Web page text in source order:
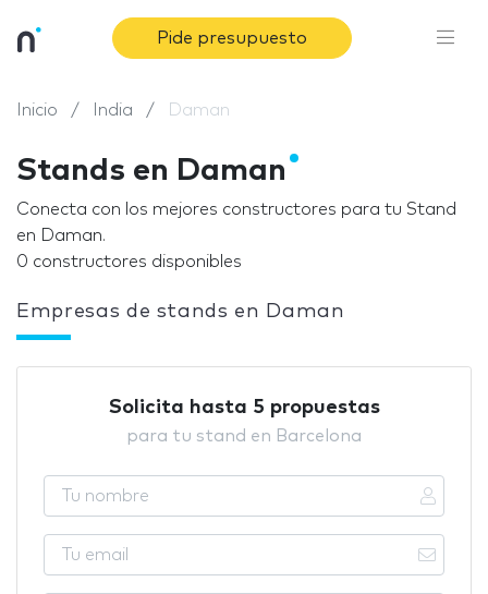
Pide presupuesto
Inicio India Daman
Stands en Daman
Conecta con los mejores constructores para tu Stand
en Daman.
0 constructores disponibles
Empresas de stands en Daman
Solicita hasta 5 propuestas
para tu stand en Barcelona